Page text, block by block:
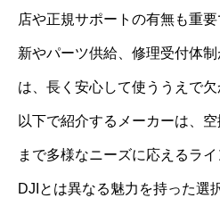
店や正規サポートの有無も重
新やパーツ供給、修理受付体
は、長く安心して使ううえで欠
以下で紹介するメーカーは、
まで多様なニーズに応えるラ
DJIとは異なる魅力を持った選